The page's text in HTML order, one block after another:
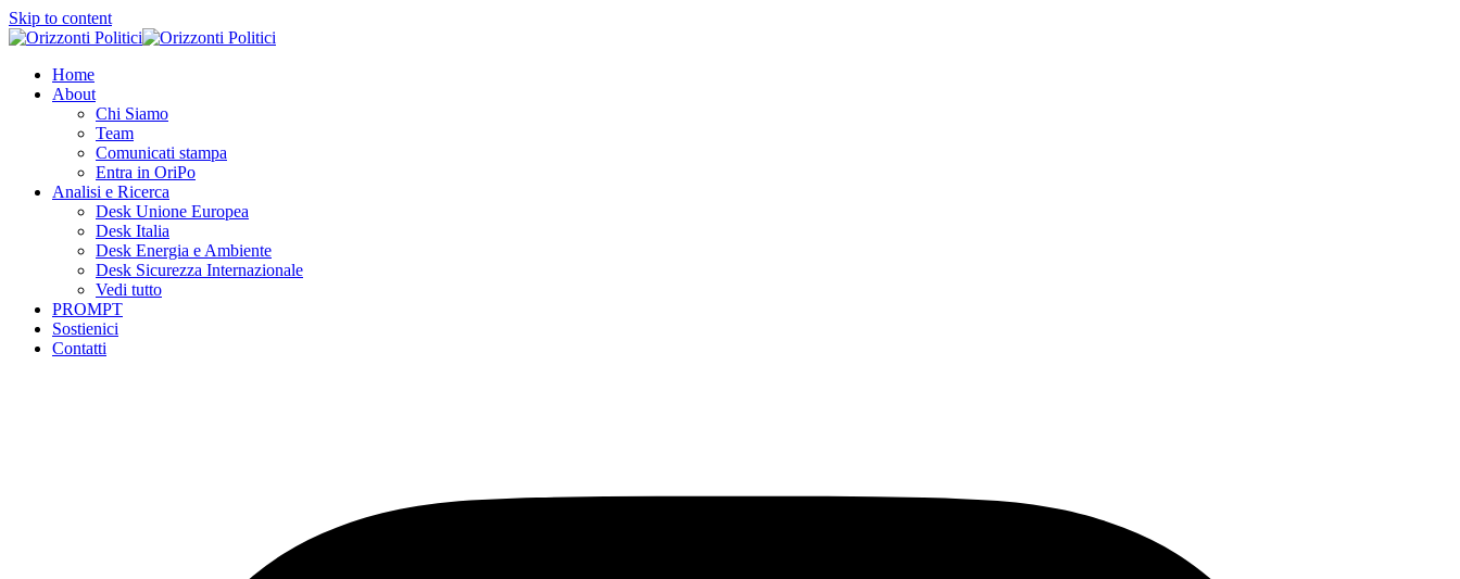
Skip to content
Home
About
Chi Siamo
Team
Comunicati stampa
Entra in OriPo
Analisi e Ricerca
Desk Unione Europea
Desk Italia
Desk Energia e Ambiente
Desk Sicurezza Internazionale
Vedi tutto
PROMPT
Sostienici
Contatti